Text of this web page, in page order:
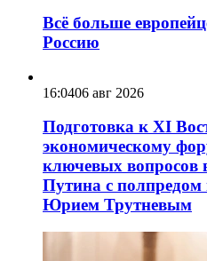
Всё больше
Россию
16:0406 авг 2026
Подготовка к XI
экономическому
ключевых вопросов
Путина с
Юрием Трутневым